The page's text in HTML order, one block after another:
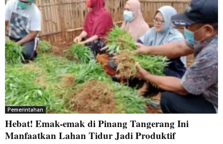
Pemerintahan
Hebat! Emak-emak di Pinang Tangerang Ini
Manfaatkan Lahan Tidur Jadi Produktif